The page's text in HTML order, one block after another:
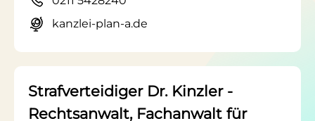
kanzlei-plan-a.de
Strafverteidiger Dr. Kinzler -
Rechtsanwalt, Fachanwalt für